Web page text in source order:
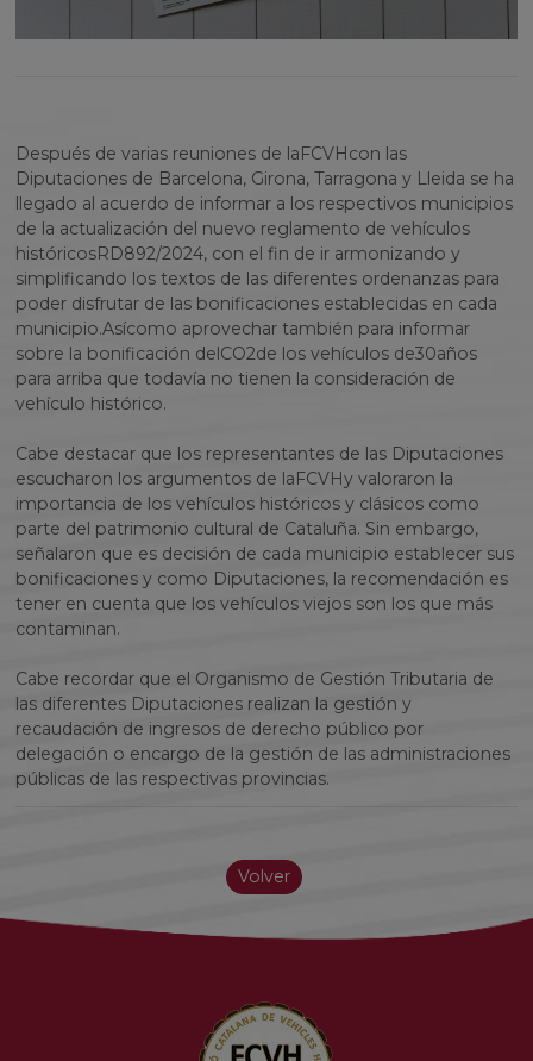
Después de varias reuniones de laFCVHcon las
Diputaciones de Barcelona, Girona, Tarragona y Lleida se ha
llegado al acuerdo de informar a los respectivos municipios
de la actualización del nuevo reglamento de vehículos
históricosRD892/2024, con el fin de ir armonizando y
simplificando los textos de las diferentes ordenanzas para
poder disfrutar de las bonificaciones establecidas en cada
municipio.Asícomo aprovechar también para informar
sobre la bonificación delCO2de los vehículos de30años
para arriba que todavía no tienen la consideración de
vehículo histórico.
Cabe destacar que los representantes de las Diputaciones
escucharon los argumentos de laFCVHy valoraron la
importancia de los vehículos históricos y clásicos como
parte del patrimonio cultural de Cataluña. Sin embargo,
señalaron que es decisión de cada municipio establecer sus
bonificaciones y como Diputaciones, la recomendación es
tener en cuenta que los vehículos viejos son los que más
contaminan.
Cabe recordar que el Organismo de Gestión Tributaria de
las diferentes Diputaciones realizan la gestión y
recaudación de ingresos de derecho público por
delegación o encargo de la gestión de las administraciones
públicas de las respectivas provincias.
Volver